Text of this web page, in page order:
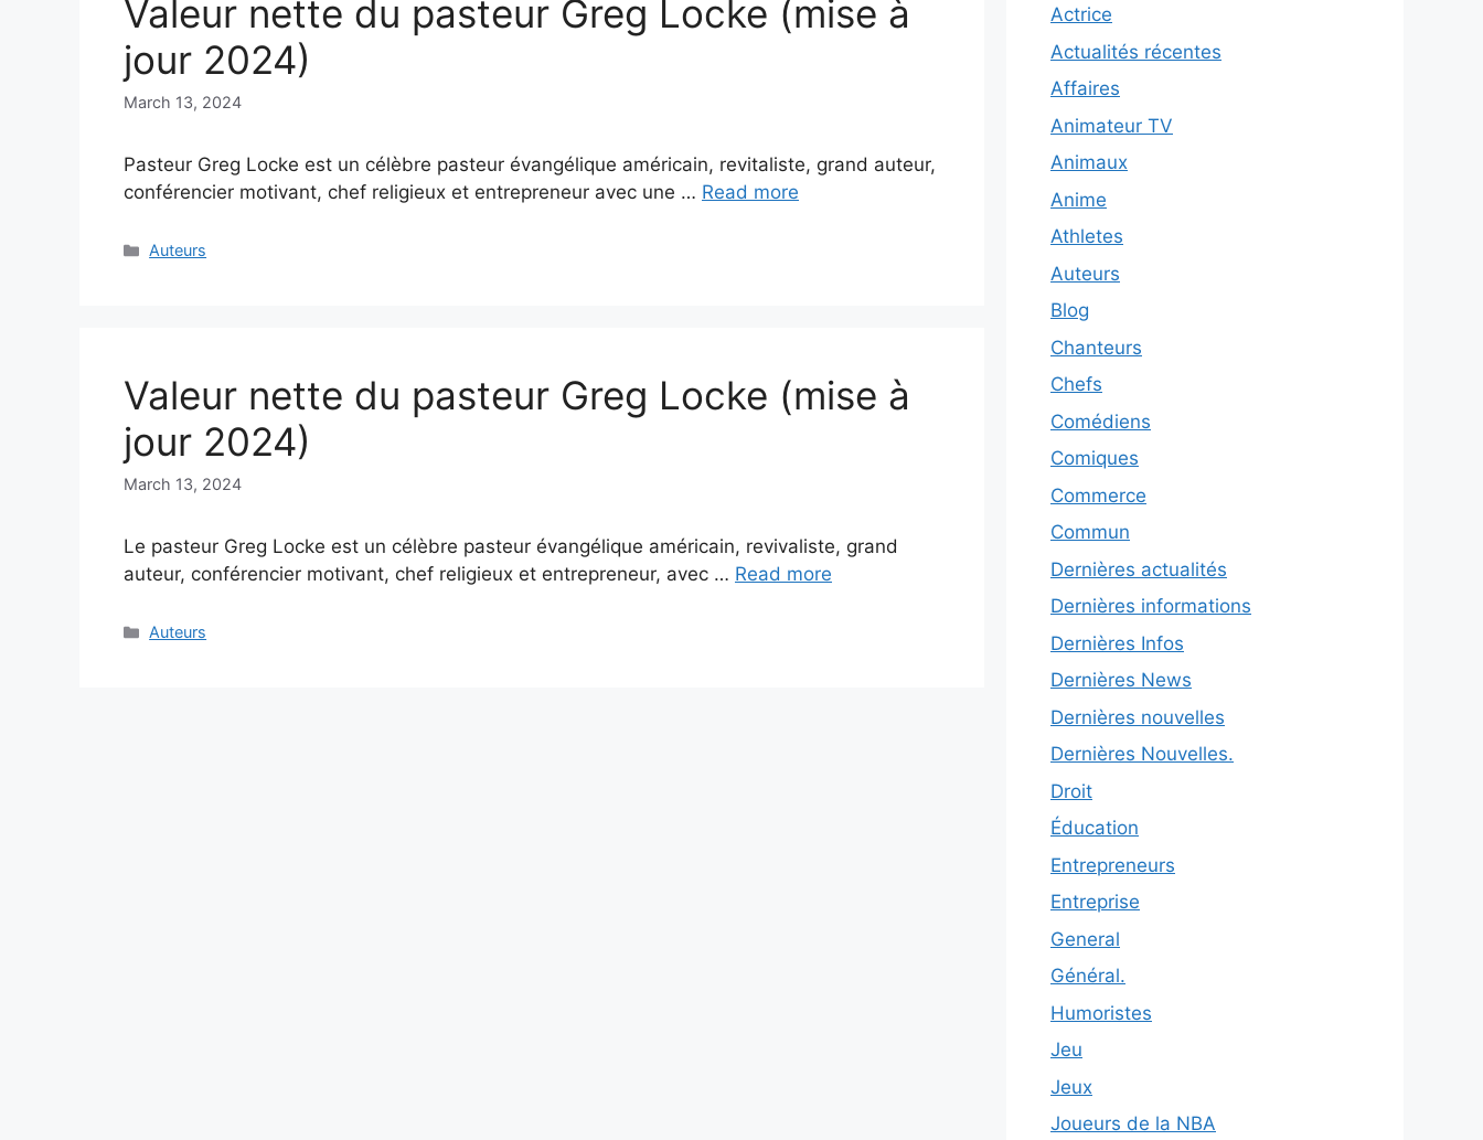
Valeur nette du pasteur Greg Locke (mise à
jour 2024)
March 13, 2024
Pasteur Greg Locke est un célèbre pasteur évangélique américain, revitaliste, grand auteur,
conférencier motivant, chef religieux et entrepreneur avec une … Read more
Categories
Auteurs
Valeur nette du pasteur Greg Locke (mise à
jour 2024)
March 13, 2024
Le pasteur Greg Locke est un célèbre pasteur évangélique américain, revivaliste, grand
auteur, conférencier motivant, chef religieux et entrepreneur, avec … Read more
Categories
Auteurs
Actrice
Actualités récentes
Affaires
Animateur TV
Animaux
Anime
Athletes
Auteurs
Blog
Chanteurs
Chefs
Comédiens
Comiques
Commerce
Commun
Dernières actualités
Dernières informations
Dernières Infos
Dernières News
Dernières nouvelles
Dernières Nouvelles.
Droit
Éducation
Entrepreneurs
Entreprise
General
Général.
Humoristes
Jeu
Jeux
Joueurs de la NBA